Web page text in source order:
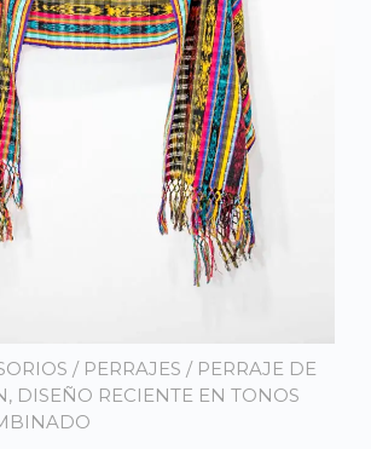
/ PERRAJES / PERRAJE DE
DISEÑO RECIENTE EN TONOS